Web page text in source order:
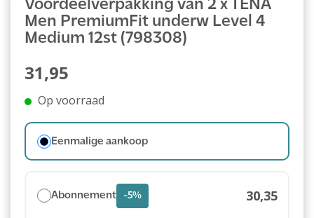
Voordeelverpakking van 2 x TENA
Men PremiumFit underw Level 4
Medium 12st (798308)
31,95
Op voorraad
Eenmalige aankoop
Abonnement -5% 30,35